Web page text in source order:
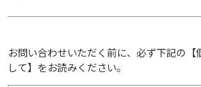
お問い合わせいただく前に、必ず下記の【
して】をお読みください。